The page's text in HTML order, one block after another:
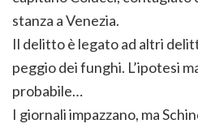
stanza a Venezia.
Il delitto è legato ad altri
peggio dei funghi. L’ipotesi
probabile…
I giornali impazzano, ma